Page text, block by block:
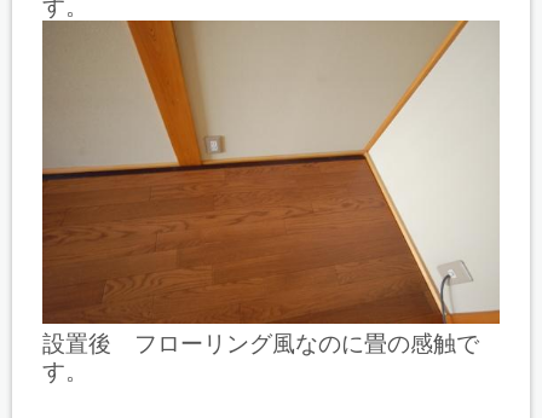
す。
設置後 フローリング風なのに畳の感触で
す。